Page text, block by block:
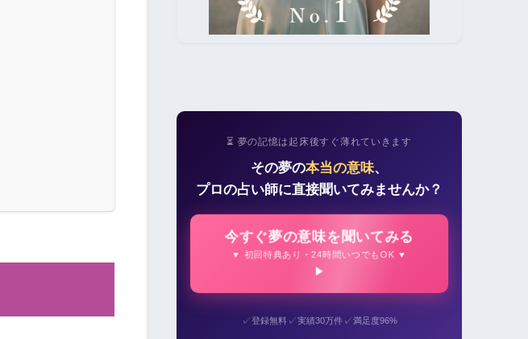
⏳ 夢の記憶は起床後すぐ薄れていきます
その夢の本当の意味、
プロの占い師に直接聞いてみませんか？
今すぐ夢の意味を聞いてみる
▼ 初回特典あり・24時間いつでもOK ▼
✓登録無料 ✓実績30万件 ✓満足度96%